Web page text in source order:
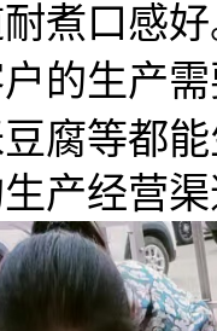
煮口感
的生产
腐等都
产经营